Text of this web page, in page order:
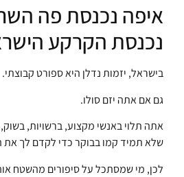
איפה נכנסת פה
נכנסת הקרקע
בישראל, יזמות נדלן היא ספורט קבוצתי.
גם אם אתה יזם סולו.
אתה תלוי באנשי מקצוע, ברשויות,
שלא תמיד קמו בבוקר כדי לקדם לך את
לכן, מי שמסתכל על סיפורים מהשטח